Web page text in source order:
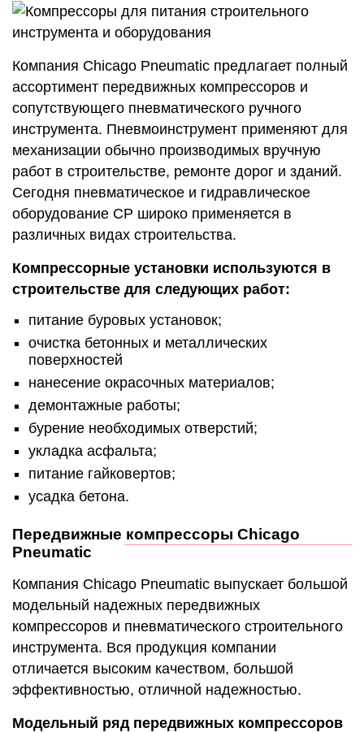
Компания Chicago Pneumatic предлагает полный
ассортимент передвижных компрессоров и
сопутствующего пневматического ручного
инструмента. Пневмоинструмент применяют для
механизации обычно производимых вручную
работ в строительстве, ремонте дорог и зданий.
Сегодня пневматическое и гидравлическое
оборудование CP широко применяется в
различных видах строительства.
Компрессорные установки используются в
строительстве для следующих работ:
питание буровых установок;
очистка бетонных и металлических
поверхностей
нанесение окрасочных материалов;
демонтажные работы;
бурение необходимых отверстий;
укладка асфальта;
питание гайковертов;
усадка бетона.
Передвижные компрессоры Chicago
Pneumatic
Компания Chicago Pneumatic выпускает большой
модельный надежных передвижных
компрессоров и пневматического строительного
инструмента. Вся продукция компании
отличается высоким качеством, большой
эффективностью, отличной надежностью.
Модельный ряд передвижных компрессоров